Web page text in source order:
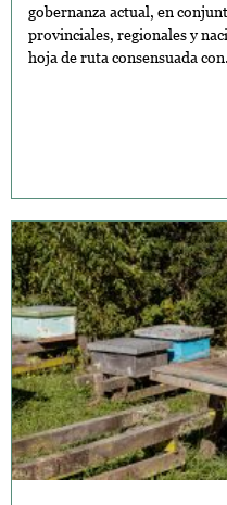
gobernanza actual, en
provinciales, regionales y
hoja de ruta consensuada